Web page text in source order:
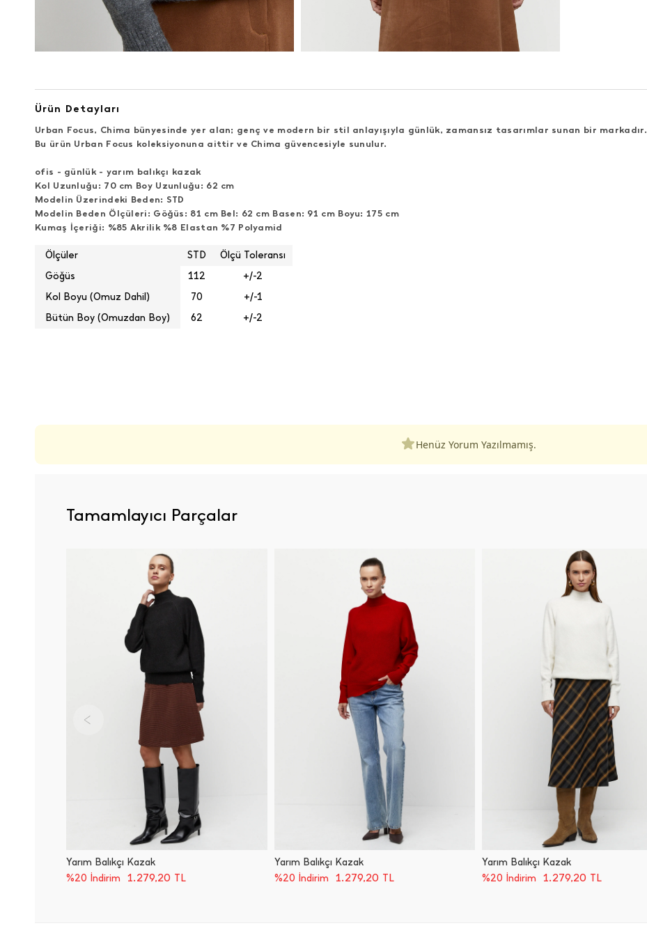
Ürün Detayları
Urban Focus, Chima bünyesinde yer alan; genç ve modern bir stil anlayışıyla günlük, zamansız tasarımlar sunan bir markadır.
Bu ürün Urban Focus koleksiyonuna aittir ve Chima güvencesiyle sunulur.
ofis - günlük - yarım balıkçı kazak
Kol Uzunluğu: 70 cm Boy Uzunluğu: 62 cm
Modelin Üzerindeki Beden: STD
Modelin Beden Ölçüleri: Göğüs: 81 cm Bel: 62 cm Basen: 91 cm Boyu: 175 cm
Kumaş İçeriği: %85 Akrilik %8 Elastan %7 Polyamid
Ölçüler STD
Ölçü Toleransı
Göğüs
112
+/-2
Kol Boyu (Omuz Dahil)
70
+/-1
Bütün Boy (Omuzdan Boy)
62 +/-2
Henüz Yorum Yazılmamış.
Tamamlayıcı Parçalar
Yarım Balıkçı Kazak
%20 İndirim
1.279,20 TL
Yarım Balıkçı Kazak
%20 İndirim
1.279,20 TL
Yarım Balıkçı Kazak
%20 İndirim
1.279,20 TL